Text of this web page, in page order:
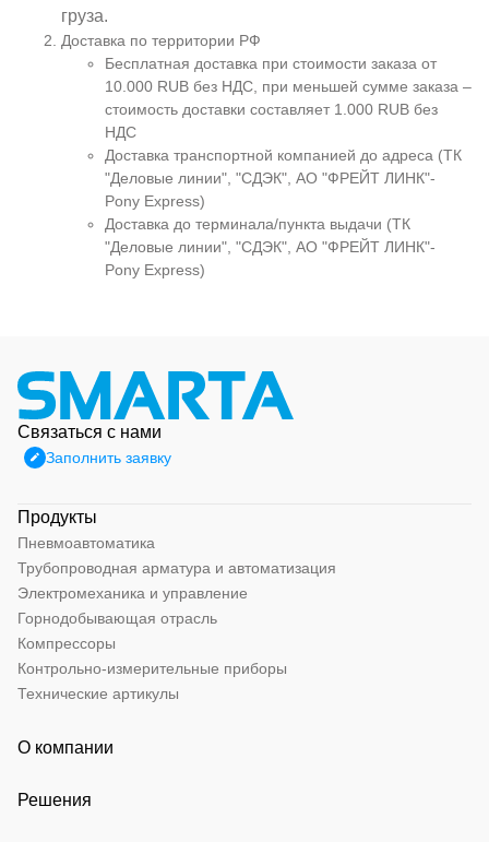
груза.
Доставка по территории РФ
Бесплатная доставка при стоимости заказа от
10.000 RUB без НДС, при меньшей сумме заказа –
стоимость доставки составляет 1.000 RUB без
НДС
Доставка транспортной компанией до адреса (ТК
"Деловые линии", "СДЭК", АО "ФРЕЙТ ЛИНК"-
Pony Express)
Доставка до терминала/пункта выдачи (ТК
"Деловые линии", "СДЭК", АО "ФРЕЙТ ЛИНК"-
Pony Express)
Связаться с нами
Заполнить заявку
Продукты
Пневмоавтоматика
Трубопроводная арматура и автоматизация
Электромеханика и управление
Горнодобывающая отрасль
Компрессоры
Контрольно-измерительные приборы
Технические артикулы
О компании
Решения